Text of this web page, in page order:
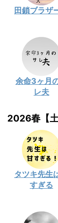
田鎖ブラザ
余命3ヶ月
レ夫
2026春【
タツキ先生
すぎる